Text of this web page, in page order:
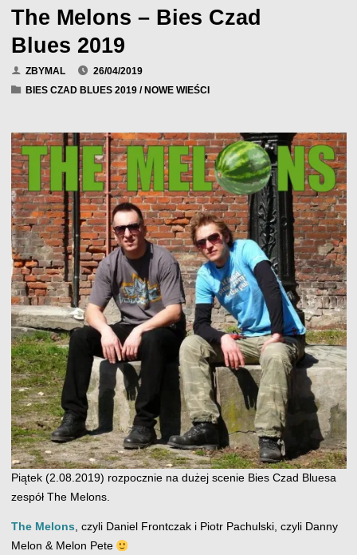
The Melons – Bies Czad
Blues 2019
ZBYMAL
26/04/2019
BIES CZAD BLUES 2019 / NOWE WIEŚCI
Piątek (2.08.2019) rozpocznie na dużej scenie Bies Czad Bluesa
zespół The Melons.
The Melons, czyli Daniel Frontczak i Piotr Pachulski, czyli Danny
Melon & Melon Pete